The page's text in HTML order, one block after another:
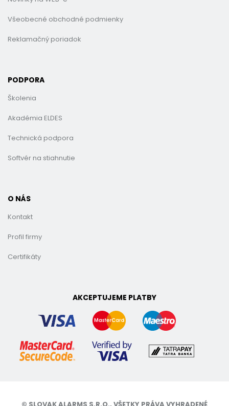
Všeobecné obchodné podmienky
Reklamačný poriadok
PODPORA
Školenia
Akadémia ELDES
Technická podpora
Softvér na stiahnutie
O NÁS
Kontakt
Profil firmy
Certifikáty
AKCEPTUJEME PLATBY